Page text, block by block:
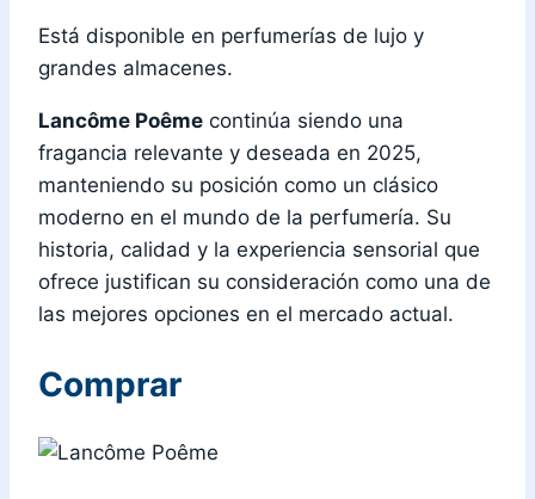
Está disponible en perfumerías de lujo y
grandes almacenes.
Lancôme Poême continúa siendo una
fragancia relevante y deseada en 2025,
manteniendo su posición como un clásico
moderno en el mundo de la perfumería. Su
historia, calidad y la experiencia sensorial que
ofrece justifican su consideración como una de
las mejores opciones en el mercado actual.
Comprar